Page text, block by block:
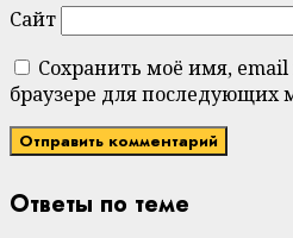
Сайт
Сохранить моё имя, email
браузере для последующих
Ответы по теме